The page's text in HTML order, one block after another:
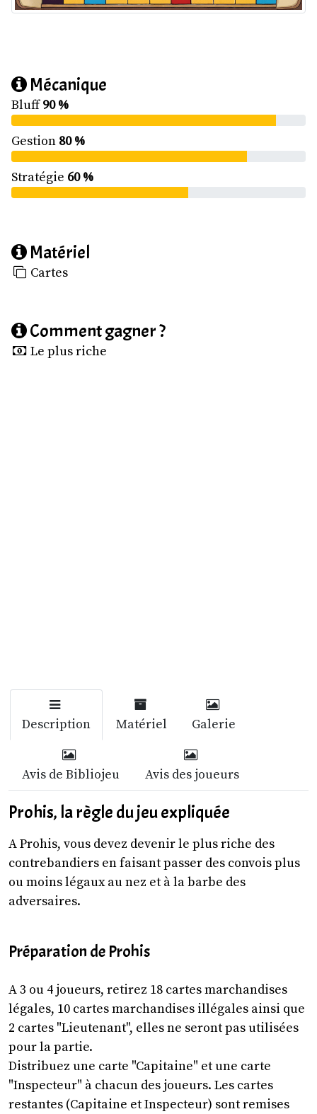
Mécanique
Bluff90 %
Gestion 80 %
Stratégie 60 %
Matériel
Cartes
Comment gagner ?
Le plus riche
Description Matériel Galerie
Avis de Bibliojeu Avis des joueurs
Prohis, la règle du jeu expliquée
A Prohis, vous devez devenir le plus riche des
contrebandiers en faisant passer des convois plus
ou moins légaux au nez et à la barbe des
adversaires.
Préparation de Prohis
A 3 ou 4 joueurs, retirez 18 cartes marchandises
légales, 10 cartes marchandises illégales ainsi que
2 cartes "Lieutenant", elles ne seront pas utilisées
pour la partie.
Distribuez une carte "Capitaine" et une carte
"Inspecteur" à chacun des joueurs. Les cartes
restantes (Capitaine et Inspecteur) sont remises